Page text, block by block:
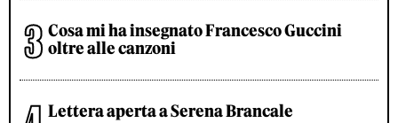
Cosa mi ha insegnato Francesco Guccini
oltre alle canzoni
Lettera aperta a Serena Brancale